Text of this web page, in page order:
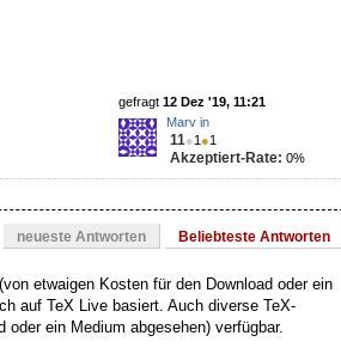
gefragt 12 Dez '19, 11:21
Marv in
11●1 ●1
Akzeptiert-Rate: 0%
neueste Antworten Beliebteste Antworten
etwaigen Kosten für den Download oder ein
auf TeX Live basiert. Auch diverse TeX-
ein Medium abgesehen) verfügbar.